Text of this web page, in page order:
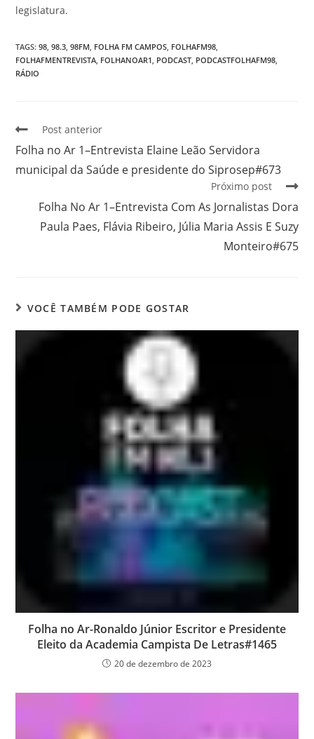
legislatura.
TAGS:98 98.3 98FM FOLHA FM CAMPOS FOLHAFM98
FOLHAFMENTREVISTA FOLHANOAR1 PODCAST PODCASTFOLHAFM98
RÁDIO
Post anterior
Folha no Ar 1–Entrevista Elaine Leão Servidora
municipal da Saúde e presidente do Siprosep#673
Próximo post
Folha No Ar 1–Entrevista Com As Jornalistas Dora
Paula Paes, Flávia Ribeiro, Júlia Maria Assis E Suzy
Monteiro#675
VOCÊ TAMBÉM PODE GOSTAR
Folha no Ar-Ronaldo Júnior Escritor e Presidente
Eleito da Academia Campista De Letras#1465
20 de dezembro de 2023